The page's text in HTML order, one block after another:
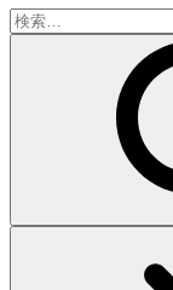
検
索: